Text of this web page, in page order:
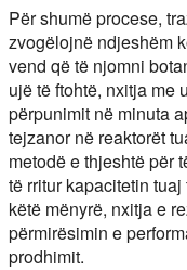
Për shumë procese,
zvogëlojnë ndjeshëm
vend që të njomni
ujë të ftohtë, nxitja me
përpunimit në minuta
tejzanor në reaktorët
metodë e thjeshtë për
të rritur kapacitetin
këtë mënyrë, nxitja e
përmirësimin e
prodhimit.